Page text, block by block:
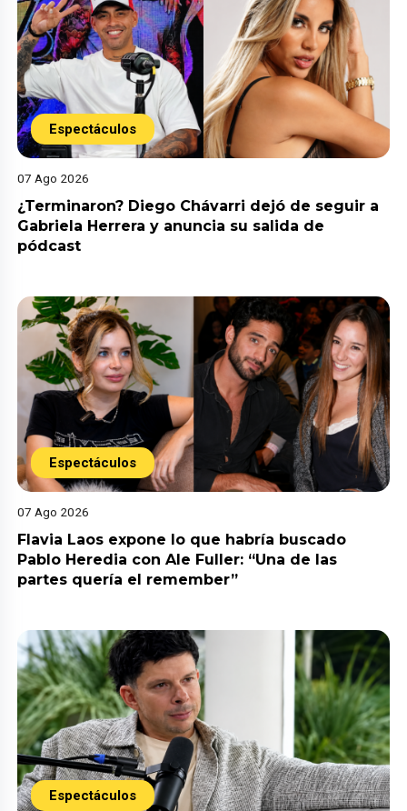
Espectáculos
07 Ago 2026
¿Terminaron? Diego Chávarri dejó de seguir a
Gabriela Herrera y anuncia su salida de
pódcast
Espectáculos
07 Ago 2026
Flavia Laos expone lo que habría buscado
Pablo Heredia con Ale Fuller: “Una de las
partes quería el remember”
Espectáculos